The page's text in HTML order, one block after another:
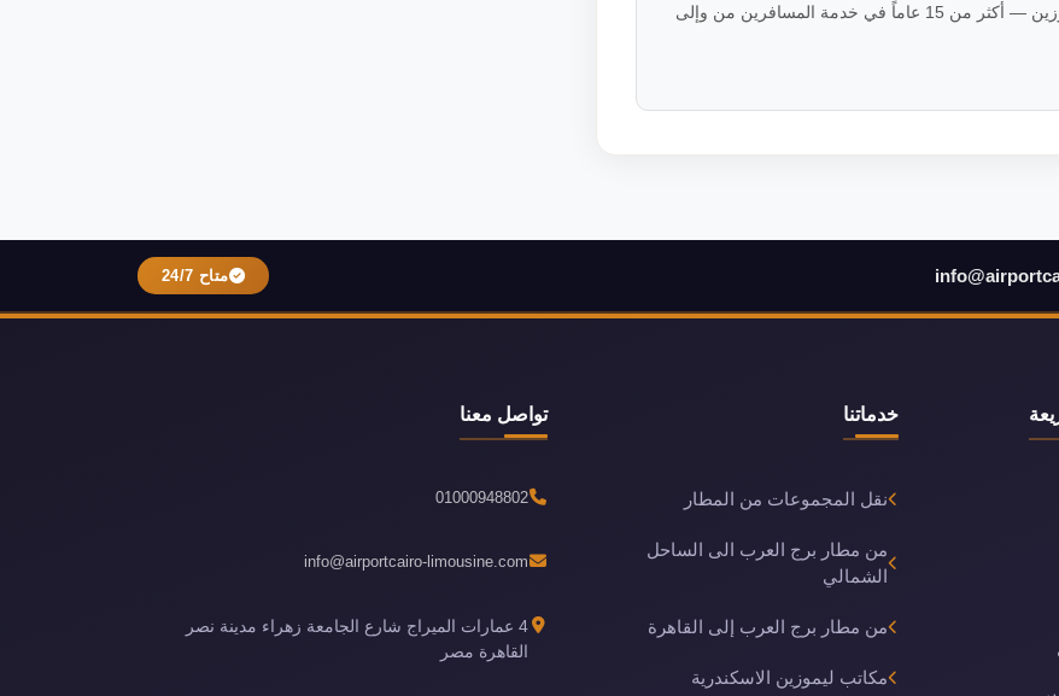
فريق خبراء النقل الفاخر في فالكون ليموزين — أكثر من 15 عاماً في خدمة المسافرين من وإلى
متاح 24/7
خدماتنا
نقل المجموعات من المطار
من مطار برج العرب الى الساحل
الشمالي
من مطار برج العرب إلى القاهرة
مكاتب ليموزين الاسكندرية
تواصل معنا
01000948802
info@airportcairo-limousine.com
4 عمارات الميراج شارع الجامعة زهراء مدينة نصر
القاهرة مصر